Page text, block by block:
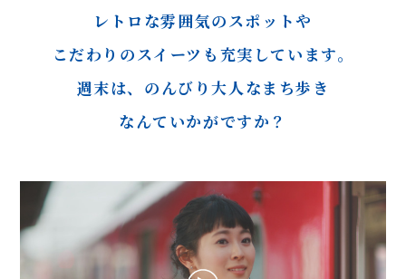
レトロな雰囲気のスポットや
こだわりのスイーツも充実しています。
週末は、のんびり大人なまち歩き
なんていかがですか？